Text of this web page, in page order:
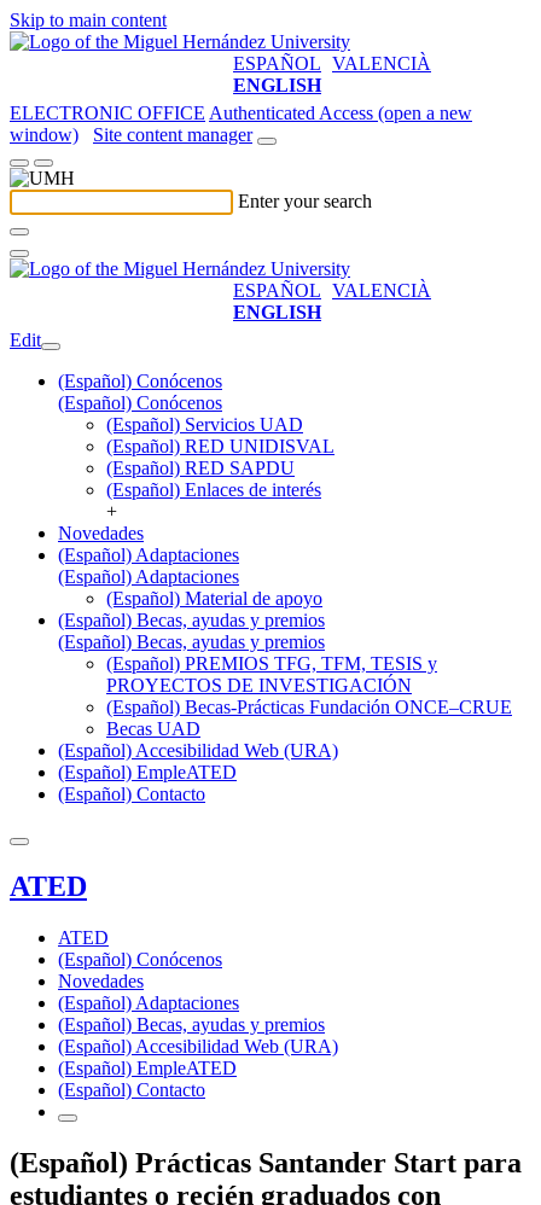
Skip to main content
ESPAÑOL VALENCIÀ
ENGLISH
ELECTRONIC OFFICE Authenticated Access (open a new
window)
Site content manager
Enter your search
ESPAÑOL VALENCIÀ
ENGLISH
Edit
(Español) Conócenos
(Español) Conócenos
(Español) Servicios UAD
(Español) RED UNIDISVAL
(Español) RED SAPDU
(Español) Enlaces de interés
+
Novedades
(Español) Adaptaciones
(Español) Adaptaciones
(Español) Material de apoyo
(Español) Becas, ayudas y premios
(Español) Becas, ayudas y premios
(Español) PREMIOS TFG, TFM, TESIS y
PROYECTOS DE INVESTIGACIÓN
(Español) Becas-Prácticas Fundación ONCE–CRUE
Becas UAD
(Español) Accesibilidad Web (URA)
(Español) EmpleATED
(Español) Contacto
ATED
ATED
(Español) Conócenos
Novedades
(Español) Adaptaciones
(Español) Becas, ayudas y premios
(Español) Accesibilidad Web (URA)
(Español) EmpleATED
(Español) Contacto
(Español) Prácticas Santander Start para
estudiantes o recién graduados con